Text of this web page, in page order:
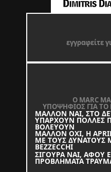
εγγραφείτε
O MARC
ΥΠΟΨΗΦΙΟΣ ΓΙΑ
ΜΑΛΛΟΝ ΝΑΙ, ΣΤΟ
ΥΠΑΡΧΟΥΝ ΠΟΛΛΕΣ
ΒΟΛΕΥΟΥΝ
ΜΑΛΛΟΝ ΟΧΙ, Η
ΜΕ ΤΟΥΣ ΔΥΝΑΤΟΥΣ
BEZZECCHI
ΣΙΓΟΥΡΑ ΝΑΙ, ΑΦΟΥ
ΠΡΟΒΛΗΜΑΤΑ